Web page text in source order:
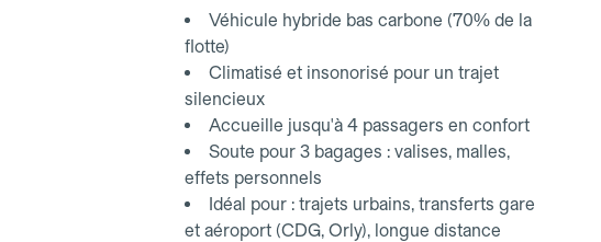
Véhicule hybride bas carbone (70% de la
flotte)
Climatisé et insonorisé pour un trajet
silencieux
Accueille jusqu'à 4 passagers en confort
Soute pour 3 bagages : valises, malles,
effets personnels
Idéal pour : trajets urbains, transferts gare
et aéroport (CDG, Orly), longue distance